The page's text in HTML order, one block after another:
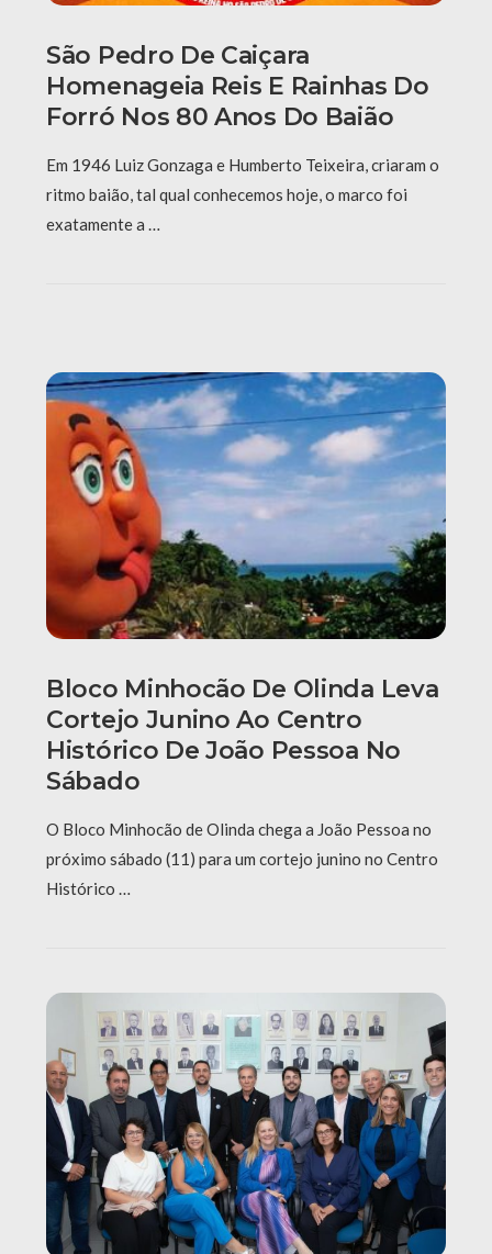
São Pedro De Caiçara
Homenageia Reis E Rainhas Do
Forró Nos 80 Anos Do Baião
Em 1946 Luiz Gonzaga e Humberto Teixeira, criaram o
ritmo baião, tal qual conhecemos hoje, o marco foi
exatamente a …
Bloco Minhocão De Olinda Leva
Cortejo Junino Ao Centro
Histórico De João Pessoa No
Sábado
O Bloco Minhocão de Olinda chega a João Pessoa no
próximo sábado (11) para um cortejo junino no Centro
Histórico …